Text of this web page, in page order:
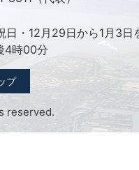
・12月29日から1月3日
4時00分
プ
reserved.